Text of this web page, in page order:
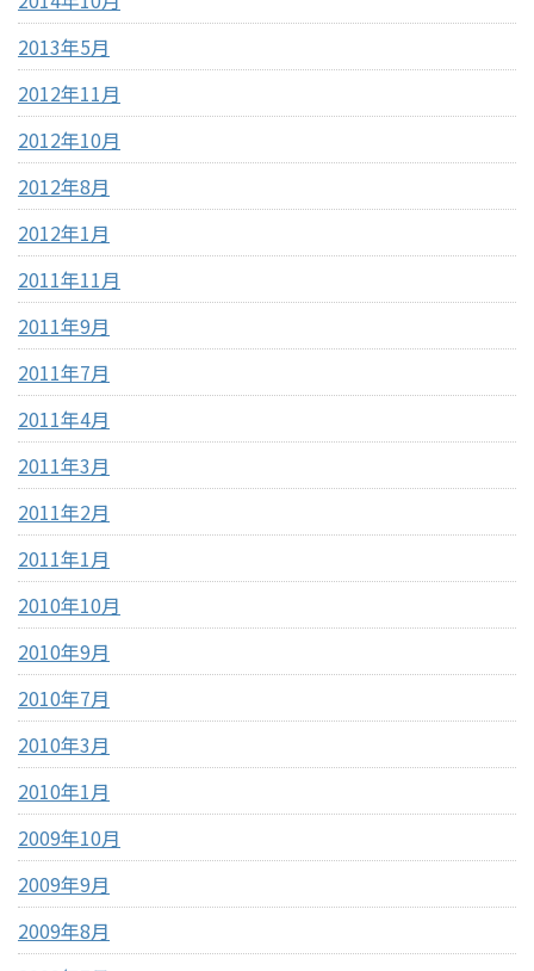
2013年5月
2012年11月
2012年10月
2012年8月
2012年1月
2011年11月
2011年9月
2011年7月
2011年4月
2011年3月
2011年2月
2011年1月
2010年10月
2010年9月
2010年7月
2010年3月
2010年1月
2009年10月
2009年9月
2009年8月